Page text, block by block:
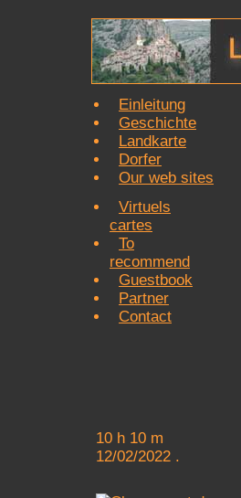
Einleitung
Geschichte
Landkarte
Dorfer
Our web sites
Virtuels
cartes
To
recommend
Guestbook
Partner
Contact
10 h 10 m
12/02/2022 .